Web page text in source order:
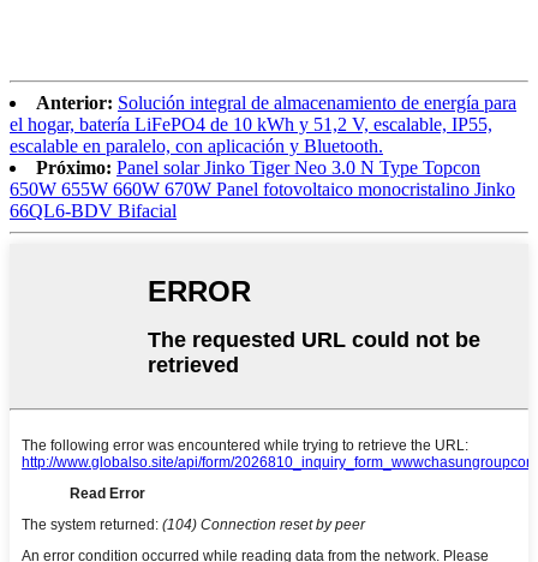
Anterior: Solución integral de almacenamiento de energía para
el hogar, batería LiFePO4 de 10 kWh y 51,2 V, escalable, IP55,
escalable en paralelo, con aplicación y Bluetooth.
Próximo: Panel solar Jinko Tiger Neo 3.0 N Type Topcon
650W 655W 660W 670W Panel fotovoltaico monocristalino Jinko
66QL6-BDV Bifacial